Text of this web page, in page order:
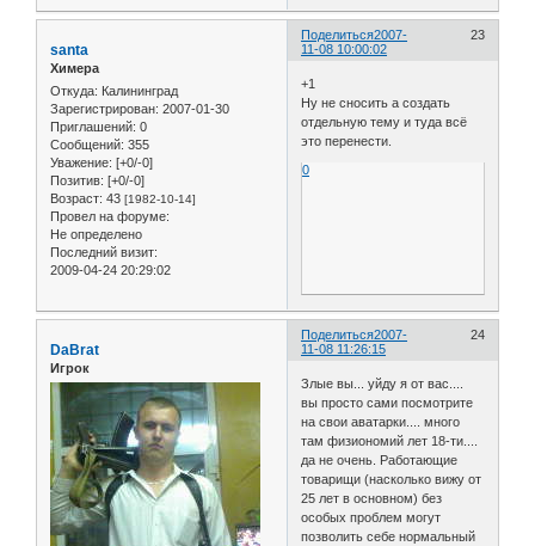
Поделиться 23
2007-
11-08 10:00:02
santa
Химера
Откуда: Калининград
Зарегистрирован: 2007-01-30
Приглашений: 0
Сообщений: 355
Уважение: [+0/-0]
Позитив: [+0/-0]
Возраст: 43 [1982-10-14]
Провел на форуме:
Не определено
Последний визит:
2009-04-24 20:29:02
+1
Ну не сносить а создать
отдельную тему и туда всё
это перенести.
0
Поделиться 24
2007-
11-08 11:26:15
DaBrat
Игрок
Злые вы... уйду я от вас....
вы просто сами посмотрите
на свои аватарки.... много
там физиономий лет 18-ти....
да не очень. Работающие
товарищи (насколько вижу от
25 лет в основном) без
особых проблем могут
позволить себе нормальный